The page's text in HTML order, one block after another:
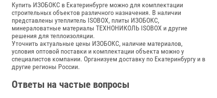
Купить ИЗОБОКС в Екатеринбурге можно для комплектации
строительных объектов различного назначения. В наличии
представлены утеплитель ISOBOX, плиты ИЗОБОКС,
минераловатные материалы ТЕХНОНИКОЛЬ ISOBOX и другие
решения для теплоизоляции.
Уточнить актуальные цены ИЗОБОКС, наличие материалов,
условия оптовой поставки и комплектации объекта можно у
специалистов компании. Организуем доставку по Екатеринбургу и в
другие регионы России.
Ответы на частые вопросы